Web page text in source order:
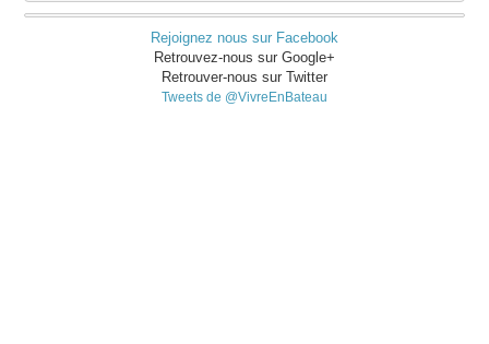
Rejoignez nous sur Facebook
Retrouvez-nous sur Google+
Retrouver-nous sur Twitter
Tweets de @VivreEnBateau